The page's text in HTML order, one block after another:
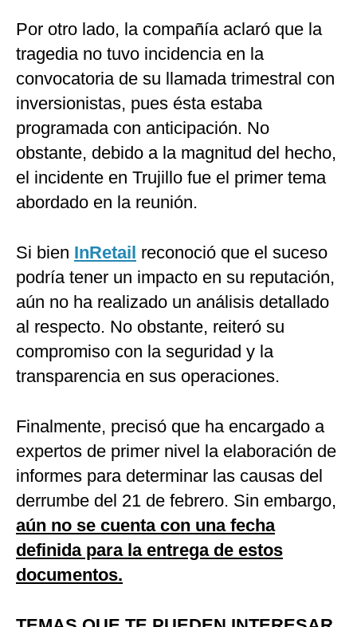
Por otro lado, la compañía aclaró que la
tragedia no tuvo incidencia en la
convocatoria de su llamada trimestral con
inversionistas, pues ésta estaba
programada con anticipación. No
obstante, debido a la magnitud del hecho,
el incidente en Trujillo fue el primer tema
abordado en la reunión.
Si bien InRetail reconoció que el suceso
podría tener un impacto en su reputación,
aún no ha realizado un análisis detallado
al respecto. No obstante, reiteró su
compromiso con la seguridad y la
transparencia en sus operaciones.
Finalmente, precisó que ha encargado a
expertos de primer nivel la elaboración de
informes para determinar las causas del
derrumbe del 21 de febrero. Sin embargo,
aún no se cuenta con una fecha
definida para la entrega de estos
documentos.